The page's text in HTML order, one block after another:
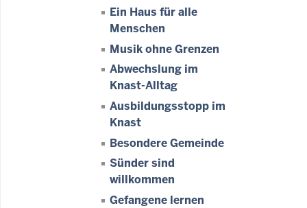
Ein Haus für alle
Menschen
Musik ohne Grenzen
Abwechslung im
Knast-Alltag
Ausbildungsstopp im
Knast
Besondere Gemeinde
Sünder sind
willkommen
Gefangene lernen